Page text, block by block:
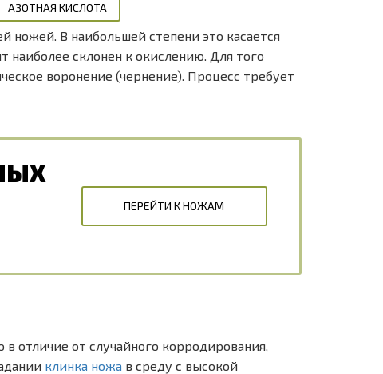
АЗОТНАЯ КИСЛОТА
ножей. В наибольшей степени это касается
наиболее склонен к окислению. Для того
воронение (чернение). Процесс требует
ПЕРЕЙТИ К НОЖАМ
отличие от случайного корродирования,
клинка ножа в среду с высокой